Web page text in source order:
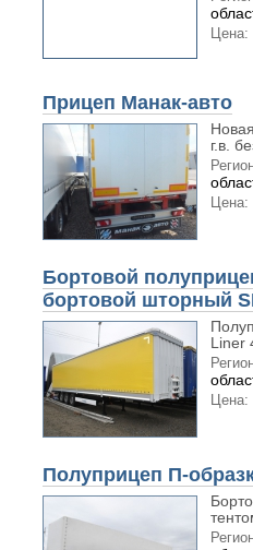
Цена:
Прицеп Манак-авто
г.в.
Цена:
Бортовой
бортовой шторный
Liner
Цена:
Полуприцеп П-